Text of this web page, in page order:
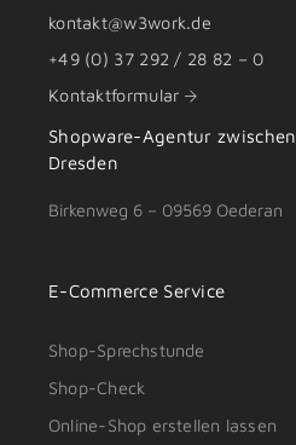
kontakt@w3work.de
+49 (0) 37 292 / 28 82 – 0
Kontaktformular
Shopware-Agentur zwischen
Dresden
Birkenweg 6 – 09569 Oederan
E-Commerce Service
Shop-Sprechstunde
Shop-Check
Online-Shop erstellen lassen